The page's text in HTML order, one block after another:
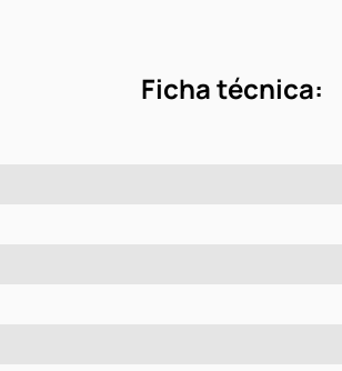
Ficha técnica: